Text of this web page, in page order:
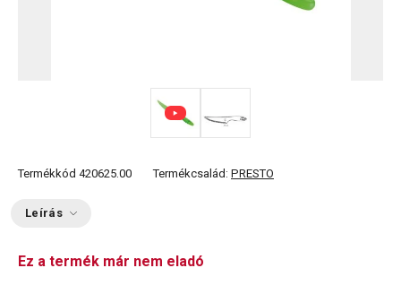
Termékkód 420625.00 Termékcsalád: PRESTO
Leírás
Ez a termék már nem eladó